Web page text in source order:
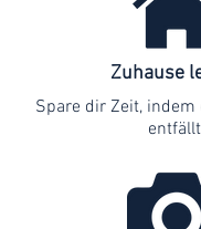
Zuhause
Spare dir Zeit,